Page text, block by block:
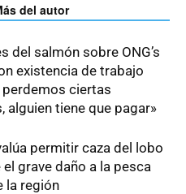
del autor
del salmón sobre ONG’s
existencia de trabajo
ciertas
alguien tiene que pagar»
permitir caza del lobo
grave daño a la pesca
la región